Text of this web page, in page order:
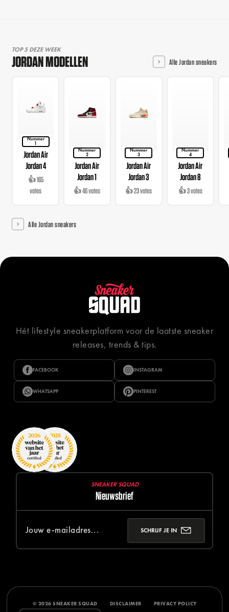
TOP 5 DEZE WEEK
JORDAN MODELLEN Alle Jordan sneakers
Nummer
1
Jordan Air
Jordan 4
👍 165
votes
Nummer
2
Jordan Air
Jordan 1
👍 46 votes
Nummer
3
Jordan Air
Jordan 3
👍 23 votes
Nummer
4
Jordan Air
Jordan 8
👍 3 votes
Alle Jordan sneakers
Hét lifestyle sneakerplatform voor de laatste sneaker
releases, trends & tips.
FACEBOOK INSTAGRAM
WHATSAPP PINTEREST
SNEAKER SQUAD
Nieuwsbrief
SCHRIJF JE IN
© 2026 SNEAKER SQUAD DISCLAIMER PRIVACY POLICY